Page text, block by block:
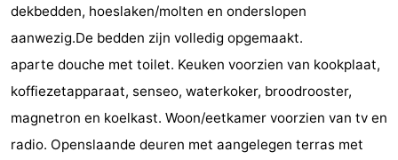
Monumenten
-
Kerken
-
Vuurtorens
-
Uitkijkpunten
Attracties
dekbedden, hoeslaken/molten en onderslopen
aanwezig.De bedden zijn volledig opgemaakt.
aparte douche met toilet. Keuken voorzien van kookplaat,
koffiezetapparaat, senseo, waterkoker, broodrooster,
magnetron en koelkast. Woon/eetkamer voorzien van tv en
radio. Openslaande deuren met aangelegen terras met